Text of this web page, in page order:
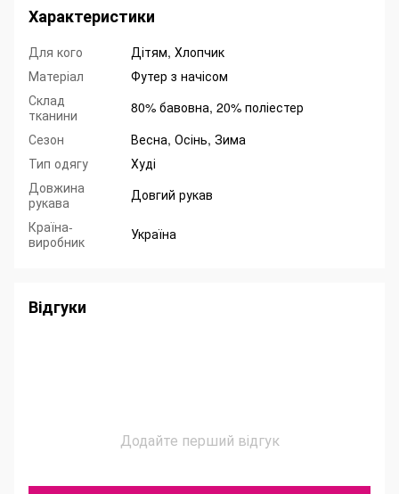
Характеристики
Для кого
Дітям, Хлопчик
Матеріал
Футер з начісом
Склад
тканини
80% бавовна, 20% поліестер
Сезон
Весна, Осінь, Зима
Тип одягу
Худі
Довжина
рукава
Довгий рукав
Країна-
виробник
Україна
Відгуки
Додайте перший відгук